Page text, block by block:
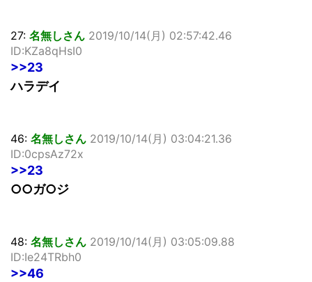
27: 名無しさん 2019/10/14(月) 02:57:42.46
ID:KZa8qHsI0
>>23
ハラデイ
46: 名無しさん 2019/10/14(月) 03:04:21.36
ID:0cpsAz72x
>>23
○○ガ○ジ
48: 名無しさん 2019/10/14(月) 03:05:09.88
ID:Ie24TRbh0
>>46